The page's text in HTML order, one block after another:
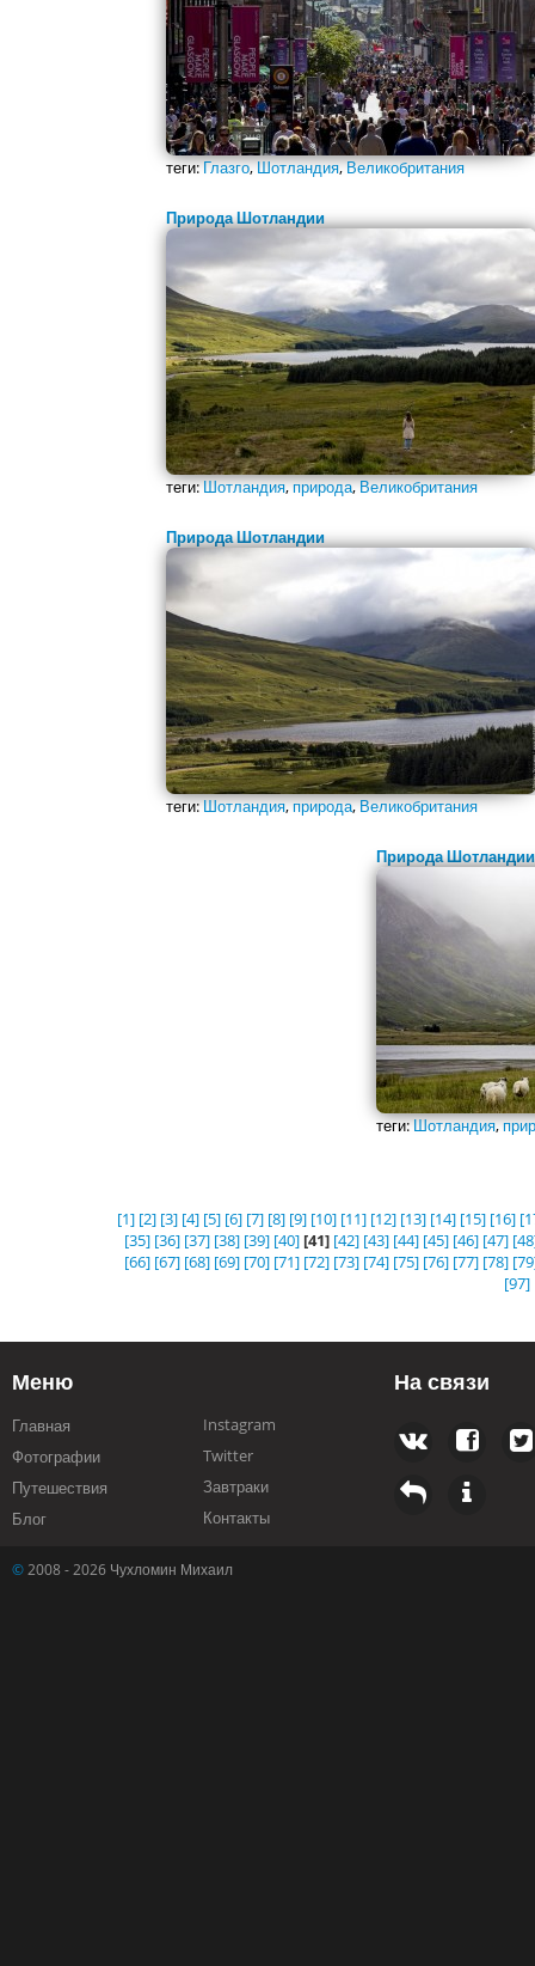
теги:Глазго,Шотландия,Великобритания
Природа Шотландии
теги:Шотландия,природа,Великобритания
Природа Шотландии
теги:Шотландия,природа,Великобритания
Природа Шотландии
теги:Шотландия,
[1] [2] [3] [4] [5] [6] [7] [8] [9] [10] [11] [12] [13] [14] [15] [16]
[35] [36] [37] [38] [39] [40] [41] [42] [43] [44] [45] [46] [47]
[66] [67] [68] [69] [70] [71] [72] [73] [74] [75] [76] [77] [78]
[97]
Меню
Главная
Фотографии
Путешествия
Блог
Instagram
Twitter
Завтраки
Контакты
На связи
© 2008 - 2026 Чухломин Михаил